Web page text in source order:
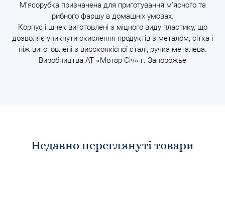
М'ясорубка призначена для приготування м'ясного та
рибного фаршу в домашніх умовах.
Корпус і шнек виготовлені з міцного виду пластику, що
дозволяє уникнути окислення продуктів з металом, сітка і
ніж виготовлені з високоякісної сталі, ручка металева.
Виробництва АТ «Мотор Січ» г. Запорожье
Недавно переглянуті товари